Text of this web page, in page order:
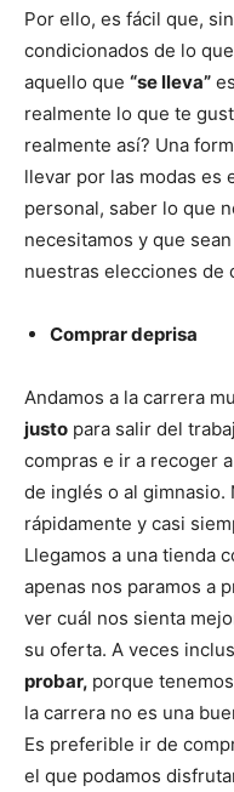
Por ello, es fácil que,
condicionados de lo
aquello que “se lleva”
realmente lo que te
realmente así? Una
llevar por las modas es
personal, saber lo que
necesitamos y que
nuestras elecciones de
Comprar deprisa
Andamos a la carrera
justo para salir del
compras e ir a recoger
de inglés o al gimnasio.
rápidamente y casi
Llegamos a una tienda
apenas nos paramos a
ver cuál nos sienta
su oferta. A veces
probar, porque
la carrera no es una
Es preferible ir de
el que podamos